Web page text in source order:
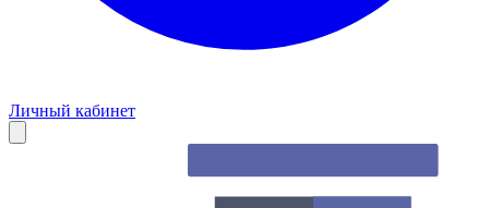
Личный кабинет